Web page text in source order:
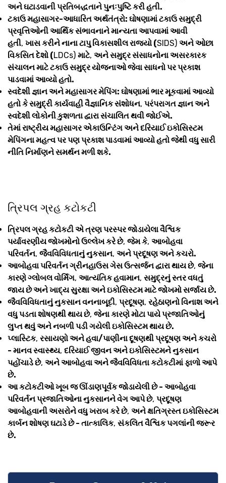
અને ઘટાડવાની પ્રતિબદ્ધતાને પુનઃપુષ્ટિ કરી હતી.
ટકાઉ મહાસાગર-આધારિત અર્થતંત્રો: ઘોષણામાં ટકાઉ સમુદ્રી
પ્રવૃત્તિઓની આર્થિક સંભાવનાને માન્યતા આપવામાં આવી
હતી, ખાસ કરીને નાના ટાપુ વિકાસશીલ રાજ્યો (SIDS) અને ઓછા
વિકસિત દેશો (LDCs) માટે, અને સમુદ્ર સંસાધનોના અસરકારક
સંચાલન માટે ટકાઉ સમુદ્ર યોજનાઓ જેવા સાધનો પર પ્રકાશ
પાડવામાં આવ્યો હતો.
સ્વદેશી જ્ઞાન અને મહાસાગર મેપિંગ: ઘોષણામાં ભાર મૂકવામાં આવ્યો
હતો કે સમુદ્રી કાર્યવાહી વૈજ્ઞાનિક સંશોધન, પરંપરાગત જ્ઞાન અને
સ્વદેશી લોકોની કુશળતા દ્વારા સંચાલિત થવી જોઈએ.
તેમાં રાષ્ટ્રીય મહાસાગર એકાઉન્ટિંગ અને દરિયાઈ ઇકોસિસ્ટમ
મેપિંગના મહત્વ પર પણ પ્રકાશ પાડવામાં આવ્યો હતો જેથી વધુ સારી
નીતિ નિર્માણને સમર્થન મળી શકે.
ત્રિપલ ગ્રહ કટોકટી
ત્રિપલ ગ્રહ કટોકટી એ ત્રણ પરસ્પર જોડાયેલા વૈશ્વિક
પર્યાવરણીય જોખમોનો ઉલ્લેખ કરે છે, જેમ કે, આબોહવા
પરિવર્તન, જૈવવિવિધતાનું નુકસાન, અને પ્રદૂષણ અને કચરો.
આબોહવા પરિવર્તન ગ્રીનહાઉસ ગેસ ઉત્સર્જન દ્વારા થાય છે, જેના
કારણે ગ્લોબલ વોર્મિંગ, આત્યંતિક હવામાન, સમુદ્રનું સ્તર વધતું
જાય છે અને ખાદ્ય સુરક્ષા અને ઇકોસિસ્ટમ માટે જોખમો સર્જાય છે.
જૈવવિવિધતાનું નુકસાન વનનાબૂદી, પ્રદૂષણ, રહેઠાણનો વિનાશ અને
વધુ પડતા શોષણથી થાય છે, જેના કારણે મોટા પાયે પ્રજાતિઓનું
લુપ્ત થવું અને નબળી પડી ગયેલી ઇકોસિસ્ટમ થાય છે.
પ્લાસ્ટિક, રસાયણો અને હવા/પાણીના દૂષણથી પ્રદૂષણ અને કચરો
- માનવ સ્વાસ્થ્ય, દરિયાઈ જીવન અને ઇકોસિસ્ટમને નુકસાન
પહોંચાડે છે, અને આબોહવા અને જૈવવિવિધતા કટોકટીમાં ફાળો આપે
છે.
આ કટોકટીઓ ખૂબ જ ઊંડાણપૂર્વક જોડાયેલી છે - આબોહવા
પરિવર્તન પ્રજાતિઓના નુકસાનને વેગ આપે છે, પ્રદૂષણ
આબોહવાની અસરોને વધુ ખરાબ કરે છે, અને ક્ષતિગ્રસ્ત ઇકોસિસ્ટમ
કાર્બન શોષણ ઘટાડે છે - તાત્કાલિક, સંકલિત વૈશ્વિક પગલાંની જરૂર
છે.